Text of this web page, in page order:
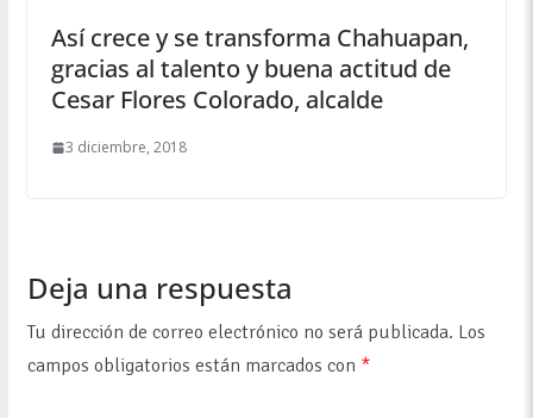
Así crece y se transforma Chahuapan,
gracias al talento y buena actitud de
Cesar Flores Colorado, alcalde
3 diciembre, 2018
Deja una respuesta
Tu dirección de correo electrónico no será publicada. Los
campos obligatorios están marcados con *